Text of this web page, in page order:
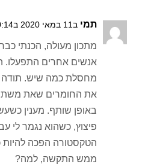
תמי ב11 במאי 2020 ב0:14
אנשים אחרים התפעלו.
מחסלת כמה שיש. תודה
את החומרים שאת
באופן שותף. מענין
פיצוץ, כשהוא נגמר לי
הטקסטורה הפכה להיות
ממש התקשה, למה?